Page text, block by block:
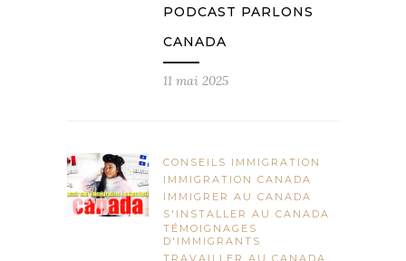
PODCAST PARLONS
CANADA
11 mai 2025
CONSEILS IMMIGRATION
IMMIGRATION CANADA
IMMIGRER AU CANADA
S'INSTALLER AU CANADA
TÉMOIGNAGES
D'IMMIGRANTS